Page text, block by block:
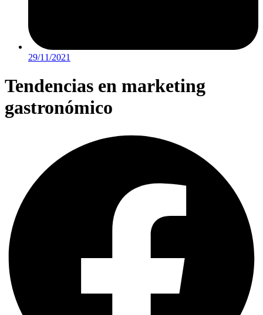
29/11/2021
Tendencias en marketing
gastronómico